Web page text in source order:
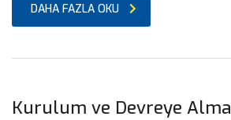
DAHA FAZLA OKU
Kurulum ve Devreye Alma